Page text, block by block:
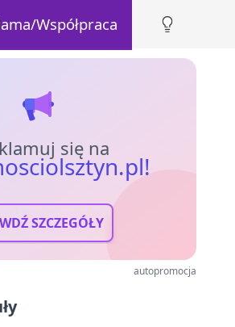
Współpraca
się na
SZCZEGÓŁY
autopromocja